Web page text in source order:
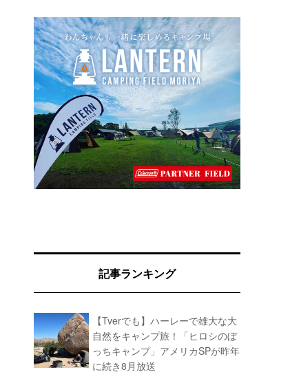
記事ランキング
【Tverでも】ハーレーで雄大な大
自然をキャンプ旅！「ヒロシのぼ
っちキャンプ」アメリカSPが昨年
に続き8月放送